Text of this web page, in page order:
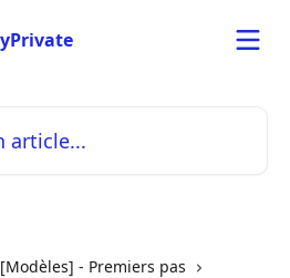
[Modèles] - Premiers pas